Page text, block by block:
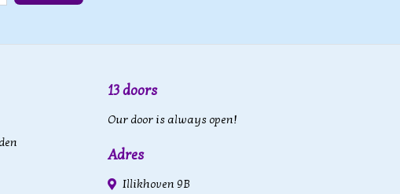
13 doors
Our door is always open!
Adres
Illikhoven 9B